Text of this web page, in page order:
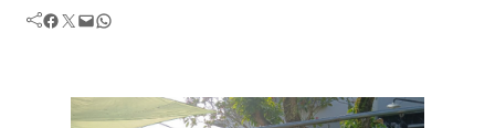
Facebook Twitter Mail WhatsApp